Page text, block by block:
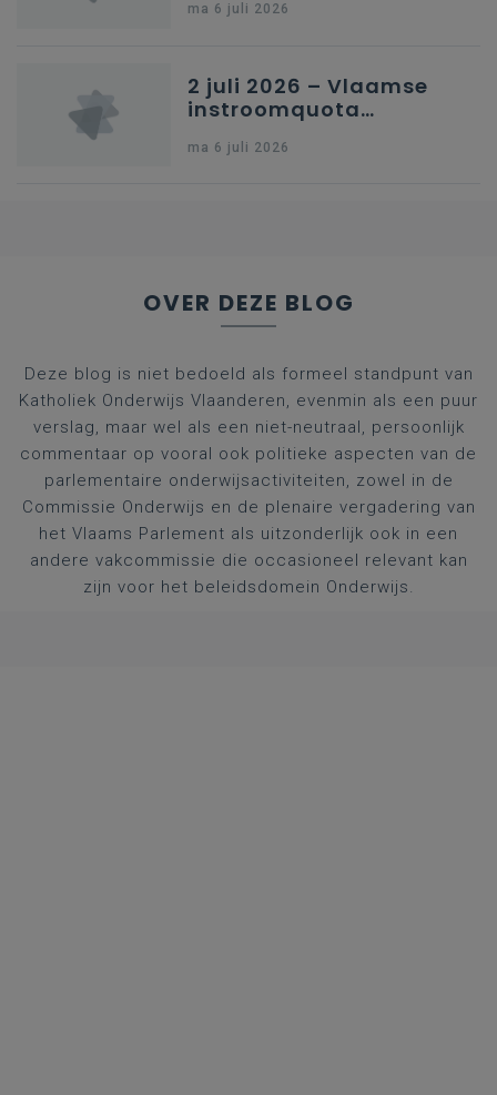
kleuteronderwijs
ma 6 juli 2026
2 juli 2026 – Vlaamse
instroomquota
federale RIZIV-
ma 6 juli 2026
OVER DEZE BLOG
Deze blog is niet bedoeld als formeel standpunt van
Katholiek Onderwijs Vlaanderen, evenmin als een puur
verslag, maar wel als een niet-neutraal, persoonlijk
commentaar op vooral ook politieke aspecten van de
parlementaire onderwijsactiviteiten, zowel in de
Commissie Onderwijs en de plenaire vergadering van
het Vlaams Parlement als uitzonderlijk ook in een
andere vakcommissie die occasioneel relevant kan
zijn voor het beleidsdomein Onderwijs.